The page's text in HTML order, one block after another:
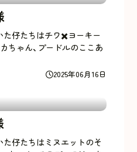
2025年06月16日
た仔たちはチワ✖️ヨーキー
ちゃん、プードルのここあ
仔たちはミヌエットのそ